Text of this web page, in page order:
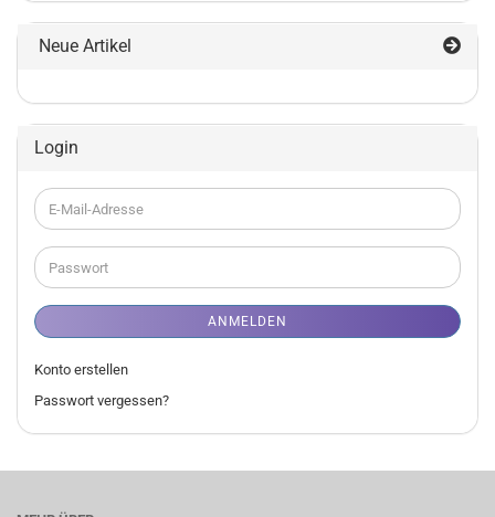
Neue Artikel
Login
E-
Mail-
Adresse
Passwort
ANMELDEN
Konto erstellen
Passwort vergessen?